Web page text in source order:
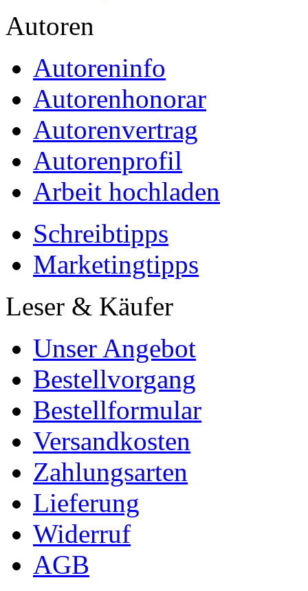
Autoren
Autoreninfo
Autorenhonorar
Autorenvertrag
Autorenprofil
Arbeit hochladen
Schreibtipps
Marketingtipps
Leser & Käufer
Unser Angebot
Bestellvorgang
Bestellformular
Versandkosten
Zahlungsarten
Lieferung
Widerruf
AGB